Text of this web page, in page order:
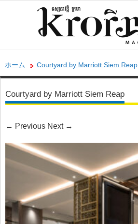
ホーム Courtyard by Marriott Siem Reap
Courtyard by Marriott Siem Reap
← Previous Next →